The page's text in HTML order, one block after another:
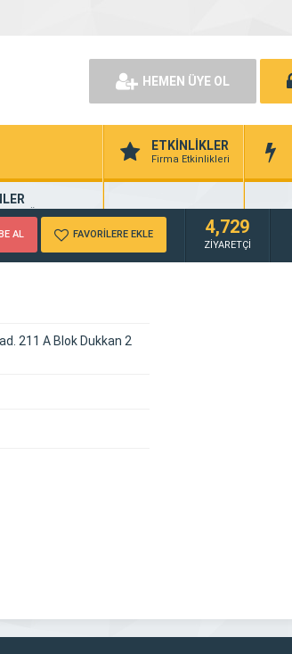
HEMEN ÜYE OL
Ürünler
ETKİNLİKLER
Firma Etkinlikleri
AL FAVORİLERE EKLE 4,729
ZİYARETÇİ
211 A Blok Dukkan 2